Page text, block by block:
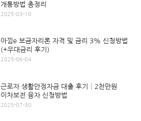
개통방법 총정리
2025-03-10
아낌e 보금자리론 자격 및 금리 3% 신청방법
(+우대금리 후기)
2025-06-04
근로자 생활안정자금 대출 후기│2천만원
이차보전 융자 신청방법
2025-07-30